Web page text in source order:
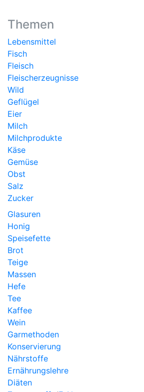
Themen
Lebensmittel
Fisch
Fleisch
Fleischerzeugnisse
Wild
Geflügel
Eier
Milch
Milchprodukte
Käse
Gemüse
Obst
Salz
Zucker
Glasuren
Honig
Speisefette
Brot
Teige
Massen
Hefe
Tee
Kaffee
Wein
Garmethoden
Konservierung
Nährstoffe
Ernährungslehre
Diäten